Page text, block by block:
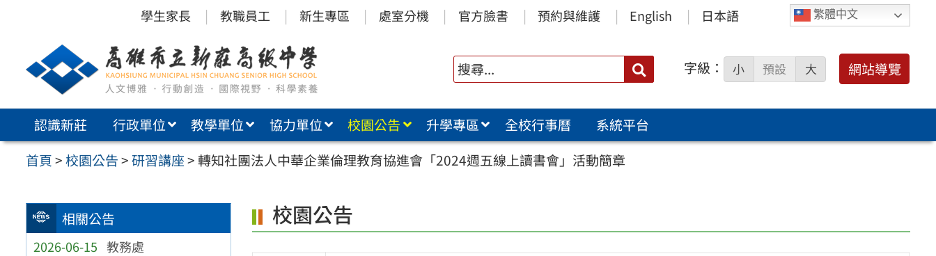
內
繁體中文
學生家長 教職員工 新生專區 處室分機 官方臉書 預約與維護 English 日本語
搜
尋：
字級： 小 預設 大 網站導覽
認識新莊 行政單位 教學單位 協力單位 校園公告 升學專區 全校行事曆
系統平台
首頁>校園公告>研習講座>轉知社團法人中華企業倫理教育協進會「2024週五線上讀書會」活動簡章
相關公告
2026-06-15 教務處
校園公告